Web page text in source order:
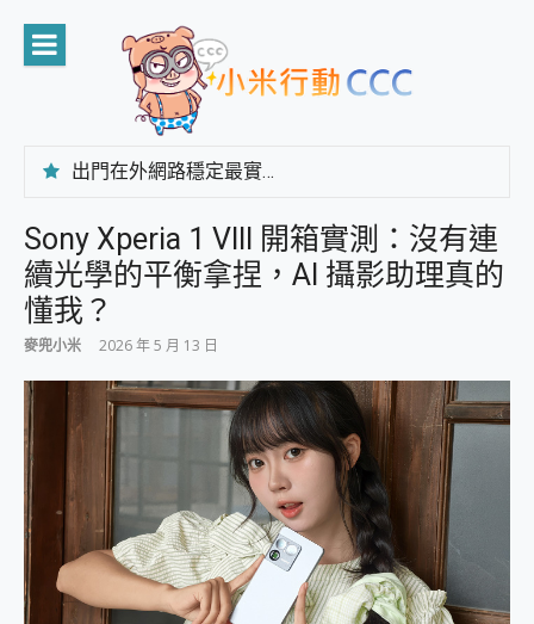
content
出門在外網路穩定最實在 「台灣大哥大」榮獲 4G/5G 在線率全球 NO.3 全台第一與全台六冠王實測心得，走到哪順到哪！
CP 值天花板~ Bongcom BS5 足球君開箱~ 短焦投影機 3千元就能擁有！ 折扣碼在這～
專為 PC上的 XBOX和掌機設計的 FireCuda X1070 SSD 固態硬碟開箱 評測
AI 支付 一錶搞定大小事 Xiaomi Watch 5 開箱 評測
超驚艷 讓人一眼就愛上 LENOVO 聯想 Yoga Book 9 14吋 AI輕薄筆電 開箱 評測
美到讓人超想擁有 moto pad 60 系列 與 Moto | Swarovski razr 60 冰藍限定版本 開箱 評測
好用的 EaseUS Partition Master 讓您輕鬆的移除與格式化有防寫保護的隨身碟或SD卡
一鍵修復模糊影片、舊照的 AI 好幫手! VideoProc Converter AI 新版全解析 × 年末優惠，一篇全看懂
小朋友才做選擇 投影機 RGB藍牙音響 氛圍情境燈 我通通都要！ Starfish 2 幻彩膠囊投影機｜結合「 智慧投影 & 煥彩流動 」的沈浸式生活新體驗
外型超吸晴~ 給您絕佳操控體驗 GravaStar Mercury K1 系列 異星機械鍵盤與 Mercury X 系列 輕量無線電競滑鼠 開箱 評測
開箱~變身「蜘蛛人」椅子軍師！MSI MPG 491CQP QD-OLED 超寬曲面電競螢幕，多工辦公、爽度滿滿的終極桌面體驗
Sony Xperia 1 VIII 開箱實測：沒有連
續光學的平衡拿捏，AI 攝影助理真的
懂我？
麥兜小米 2026 年 5 月 13 日